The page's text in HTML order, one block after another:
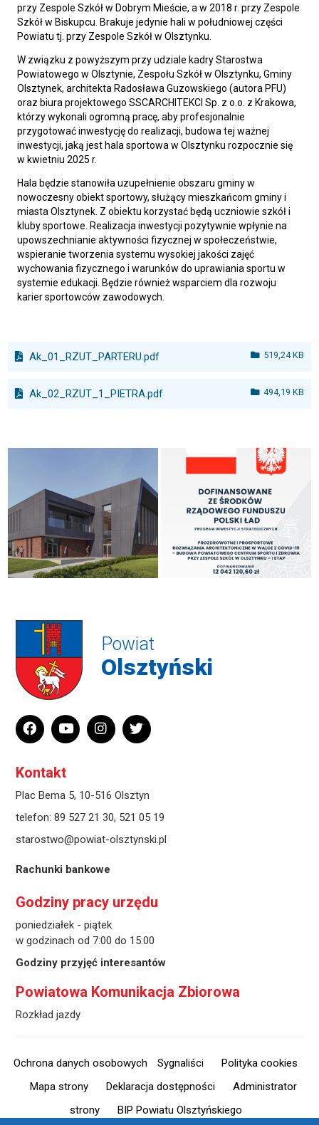
przy Zespole Szkół w Dobrym Mieście, a w 2018 r. przy Zespole
Szkół w Biskupcu. Brakuje jedynie hali w południowej części
Powiatu tj. przy Zespole Szkół w Olsztynku.
W związku z powyższym przy udziale kadry Starostwa
Powiatowego w Olsztynie, Zespołu Szkół w Olsztynku, Gminy
Olsztynek, architekta Radosława Guzowskiego (autora PFU)
oraz biura projektowego SSCARCHITEKCI Sp. z o.o. z Krakowa,
którzy wykonali ogromną pracę, aby profesjonalnie
przygotować inwestycję do realizacji, budowa tej ważnej
inwestycji, jaką jest hala sportowa w Olsztynku rozpocznie się
w kwietniu 2025 r.
Hala będzie stanowiła uzupełnienie obszaru gminy w
nowoczesny obiekt sportowy, służący mieszkańcom gminy i
miasta Olsztynek. Z obiektu korzystać będą uczniowie szkół i
kluby sportowe. Realizacja inwestycji pozytywnie wpłynie na
upowszechnianie aktywności fizycznej w społeczeństwie,
wspieranie tworzenia systemu wysokiej jakości zajęć
wychowania fizycznego i warunków do uprawiania sportu w
systemie edukacji. Będzie również wsparciem dla rozwoju
karier sportowców zawodowych.
519,24 KB
Ak_01_RZUT_PARTERU.pdf
494,19 KB
Ak_02_RZUT_1_PIETRA.pdf
Powiat
Olsztyński
Kontakt
Plac Bema 5, 10-516 Olsztyn
telefon: 89 527 21 30, 521 05 19
starostwo@powiat-olsztynski.pl
Rachunki bankowe
Godziny pracy urzędu
poniedziałek - piątek
w godzinach od 7:00 do 15:00
Godziny przyjęć interesantów
Powiatowa Komunikacja Zbiorowa
Rozkład jazdy
Ochrona danych osobowych Sygnaliści
Polityka cookies
Mapa strony
Deklaracja dostępności
Administrator
strony
BIP Powiatu Olsztyńskiego